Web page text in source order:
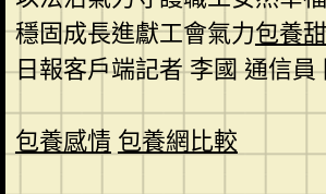
穩固成長進獻工會氣力包養
日報客戶端記者 李國 通信員
包養感情 包養網比較